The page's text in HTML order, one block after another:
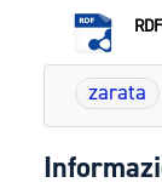
zarata